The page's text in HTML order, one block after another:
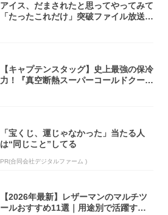
アイス、だまされたと思ってやってみて
「たったこれだけ」突破ファイル放送で
【キャプテンスタッグ】史上最強の保冷
力！『真空断熱スーパーコールドクーラ
「宝くじ、運じゃなかった」当たる人
は“同じこと”してる
PR(合同会社デジタルファーム )
【2026年最新】レザーマンのマルチツ
ールおすすめ11選｜用途別で活躍する